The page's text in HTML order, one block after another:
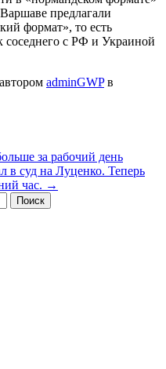
предлагали
формат», то есть
с РФ и Украиной
автором adminGWPв
за рабочий день
в суд на Луценко. Теперь
час. →